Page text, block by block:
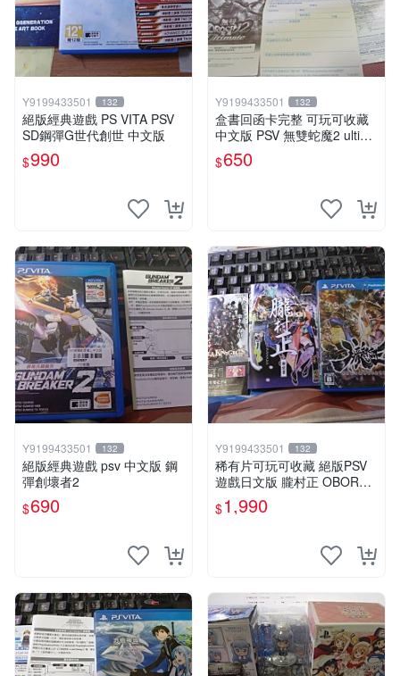
Y9199433501 132
絕版經典遊戲 PS VITA PSV
SD鋼彈G世代創世 中文版
$990
Y9199433501 132
盒書回函卡完整 可玩可收藏
中文版 PSV 無雙蛇魔2 ultima
te
$650
Y9199433501 132
絕版經典遊戲 psv 中文版 鋼
彈創壞者2
$690
Y9199433501 132
稀有片可玩可收藏 絕版PSV
遊戲日文版 朧村正 OBORO
MURAMASA 純日版
$1,990